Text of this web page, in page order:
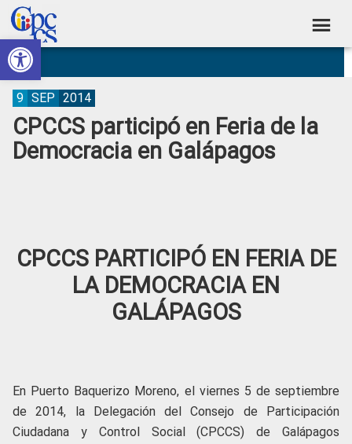
Abrir barra de herramientas
Skip
to
primary
navigation
Skip
to
main
content
Skip
to
primary
sidebar
Skip
to
footer
Consejo
de
Participación
Ciudadana
Construyendo
Poder
Ciudadano
CPCCS participó en Feria de la
Democracia en Galápagos
9 SEP 2014
CPCCS PARTICIPÓ EN FERIA DE
LA DEMOCRACIA EN
GALÁPAGOS
En Puerto Baquerizo Moreno, el viernes 5 de septiembre
de 2014, la Delegación del Consejo de Participación
Ciudadana y Control Social (CPCCS) de Galápagos